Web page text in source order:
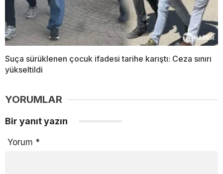
Suça sürüklenen çocuk ifadesi tarihe karıştı: Ceza sınırı
yükseltildi
YORUMLAR
Bir yanıt yazın
Yorum *